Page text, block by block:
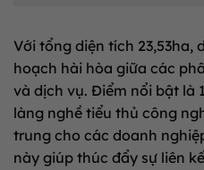
Với tổng diện tích 23,53ha,
hoạch hài hòa giữa các
và dịch vụ. Điểm nổi bật là
làng nghề tiểu thủ công
trung cho các doanh
này giúp thúc đẩy sự liên